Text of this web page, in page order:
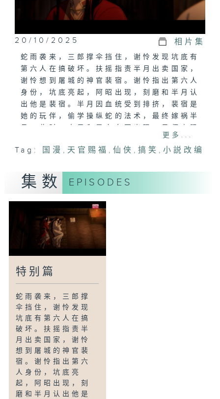
20/10/2025 相片集
蛇雨袭来，三郎撑伞挡住，谢怜发现坑底有
第六人在搞破坏。扶摇指责半月出卖国家，
谢怜想到屠城的神官裴宿。谢怜指出第六人
身份，坑底亮起，阿昭出现，刻磨和半月认
出他是裴宿。半月因血统受到排挤，裴宿是
她的玩伴，偷学操纵蛇的法术，最终嫁祸半
止他们进入危险地带。谢怜担心天庭推责于
半月，风师保证会公平解决。事情告一段
和扶摇回天庭。
更多...
Tag: 国漫 , 天官赐福 ,仙侠 ,搞笑 ,小説改编
集数 EPISODES
特别篇
蛇雨袭来，三郎撑
伞挡住，谢怜发现
坑底有第六人在搞
破坏。扶摇指责半
月出卖国家，谢怜
想到屠城的神官裴
宿。谢怜指出第六
人身份，坑底亮
起，阿昭出现，刻
磨和半月认出他是